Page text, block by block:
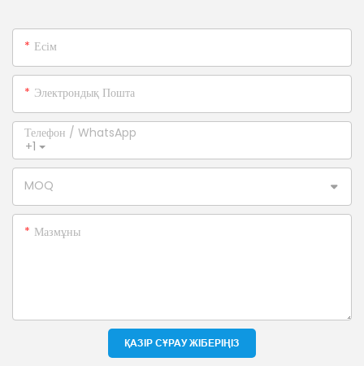
Есім
Электрондық Пошта
+1
Телефон / WhatsApp
MOQ
Мазмұны
ҚАЗІР СҰРАУ ЖІБЕРІҢІЗ